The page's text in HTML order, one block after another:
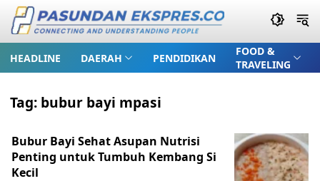
HEADLINE DAERAH PENDIDIKAN
FOOD &
TRAVELING
Tag: bubur bayi mpasi
Bubur Bayi Sehat Asupan Nutrisi
Penting untuk Tumbuh Kembang Si
Kecil